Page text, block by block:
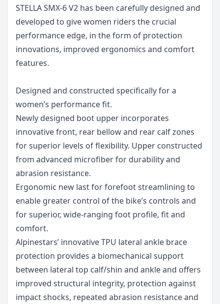
STELLA SMX-6 V2 has been carefully designed and
developed to give women riders the crucial
performance edge, in the form of protection
innovations, improved ergonomics and comfort
features.
Designed and constructed specifically for a
women’s performance fit.
Newly designed boot upper incorporates
innovative front, rear bellow and rear calf zones
for superior levels of flexibility. Upper constructed
from advanced microfiber for durability and
abrasion resistance.
Ergonomic new last for forefoot streamlining to
enable greater control of the bike’s controls and
for superior, wide-ranging foot profile, fit and
comfort.
Alpinestars’ innovative TPU lateral ankle brace
protection provides a biomechanical support
between lateral top calf/shin and ankle and offers
improved structural integrity, protection against
impact shocks, repeated abrasion resistance and